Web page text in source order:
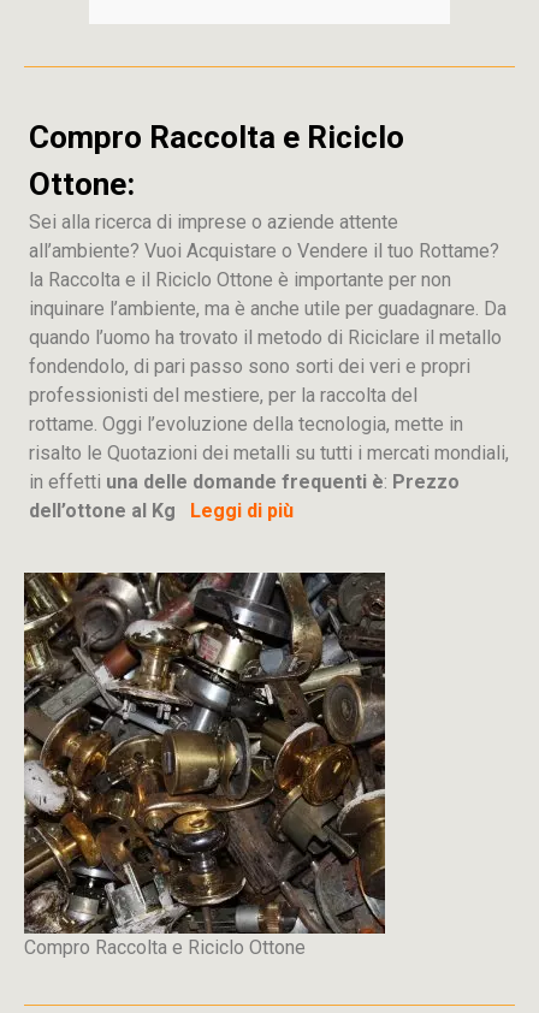
Compro Raccolta e Riciclo
Ottone:
Sei alla ricerca di imprese o aziende attente
all’ambiente? Vuoi Acquistare o Vendere il tuo Rottame?
la Raccolta e il Riciclo Ottone è importante per non
inquinare l’ambiente, ma è anche utile per guadagnare. Da
quando l’uomo ha trovato il metodo di Riciclare il metallo
fondendolo, di pari passo sono sorti dei veri e propri
professionisti del mestiere, per la raccolta del
rottame. Oggi l’evoluzione della tecnologia, mette in
risalto le Quotazioni dei metalli su tutti i mercati mondiali,
in effetti una delle domande frequenti è: Prezzo
dell’ottone al Kg Leggi di più
Compro Raccolta e Riciclo Ottone